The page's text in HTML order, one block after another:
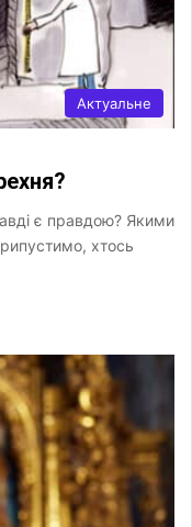
Актуальне
є правдою? Якими
хтось